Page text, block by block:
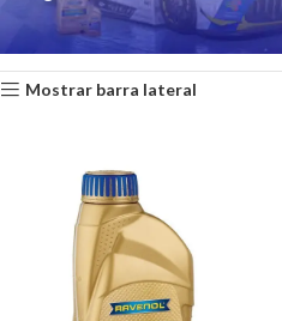
Tecnología del producto/
Mostrando los 2 resultados
Mostrar barra lateral